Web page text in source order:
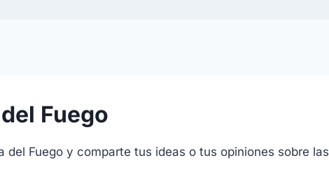
Fuego
del Fuego y comparte tus ideas o tus opiniones sobre